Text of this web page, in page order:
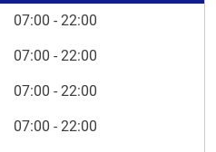
07:00 - 22:00
07:00 - 22:00
07:00 - 22:00
07:00 - 22:00